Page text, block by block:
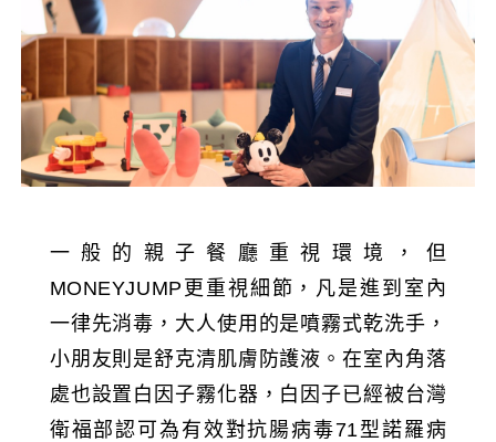
一般的親子餐廳重視環境，但
MONEYJUMP更重視細節，凡是進到室內
一律先消毒，大人使用的是噴霧式乾洗手，
小朋友則是舒克清肌膚防護液。在室內角落
處也設置白因子霧化器，白因子已經被台灣
衛福部認可為有效對抗腸病毒71型諾羅病